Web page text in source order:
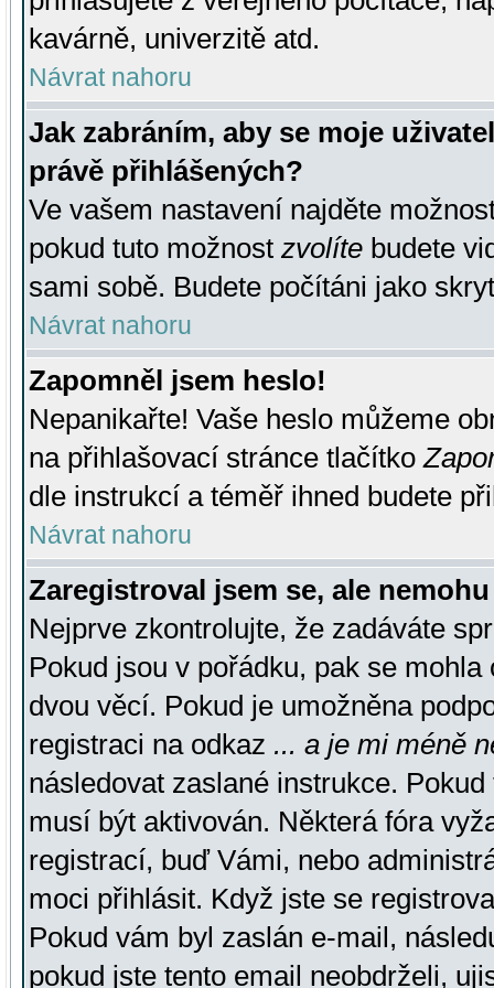
kavárně, univerzitě atd.
Návrat nahoru
Jak zabráním, aby se moje
právě přihlášených?
Ve vašem nastavení najděte
pokud tuto možnost zvolíte budete
sami sobě. Budete počítáni jako
Návrat nahoru
Zapomněl jsem heslo!
Nepanikařte! Vaše heslo můžeme
na přihlašovací stránce tlačítko
dle instrukcí a téměř ihned budete
Návrat nahoru
Zaregistroval jsem se, ale
Nejprve zkontrolujte, že zadáváte
Pokud jsou v pořádku, pak se
dvou věcí. Pokud je umožněna
registraci na odkaz ... a je mi méně
následovat zaslané instrukce.
musí být aktivován. Některá fóra
registrací, buď Vámi, nebo
moci přihlásit. Když jste se
Pokud vám byl zaslán e-mail,
pokud jste tento email neobdrželi,